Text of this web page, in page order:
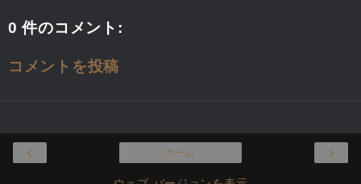
0 件のコメント:
コメントを投稿
‹ ›
ホーム